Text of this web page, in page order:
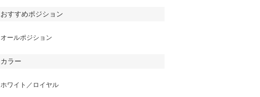
おすすめポジション
オールポジション
カラー
ホワイト／ロイヤル